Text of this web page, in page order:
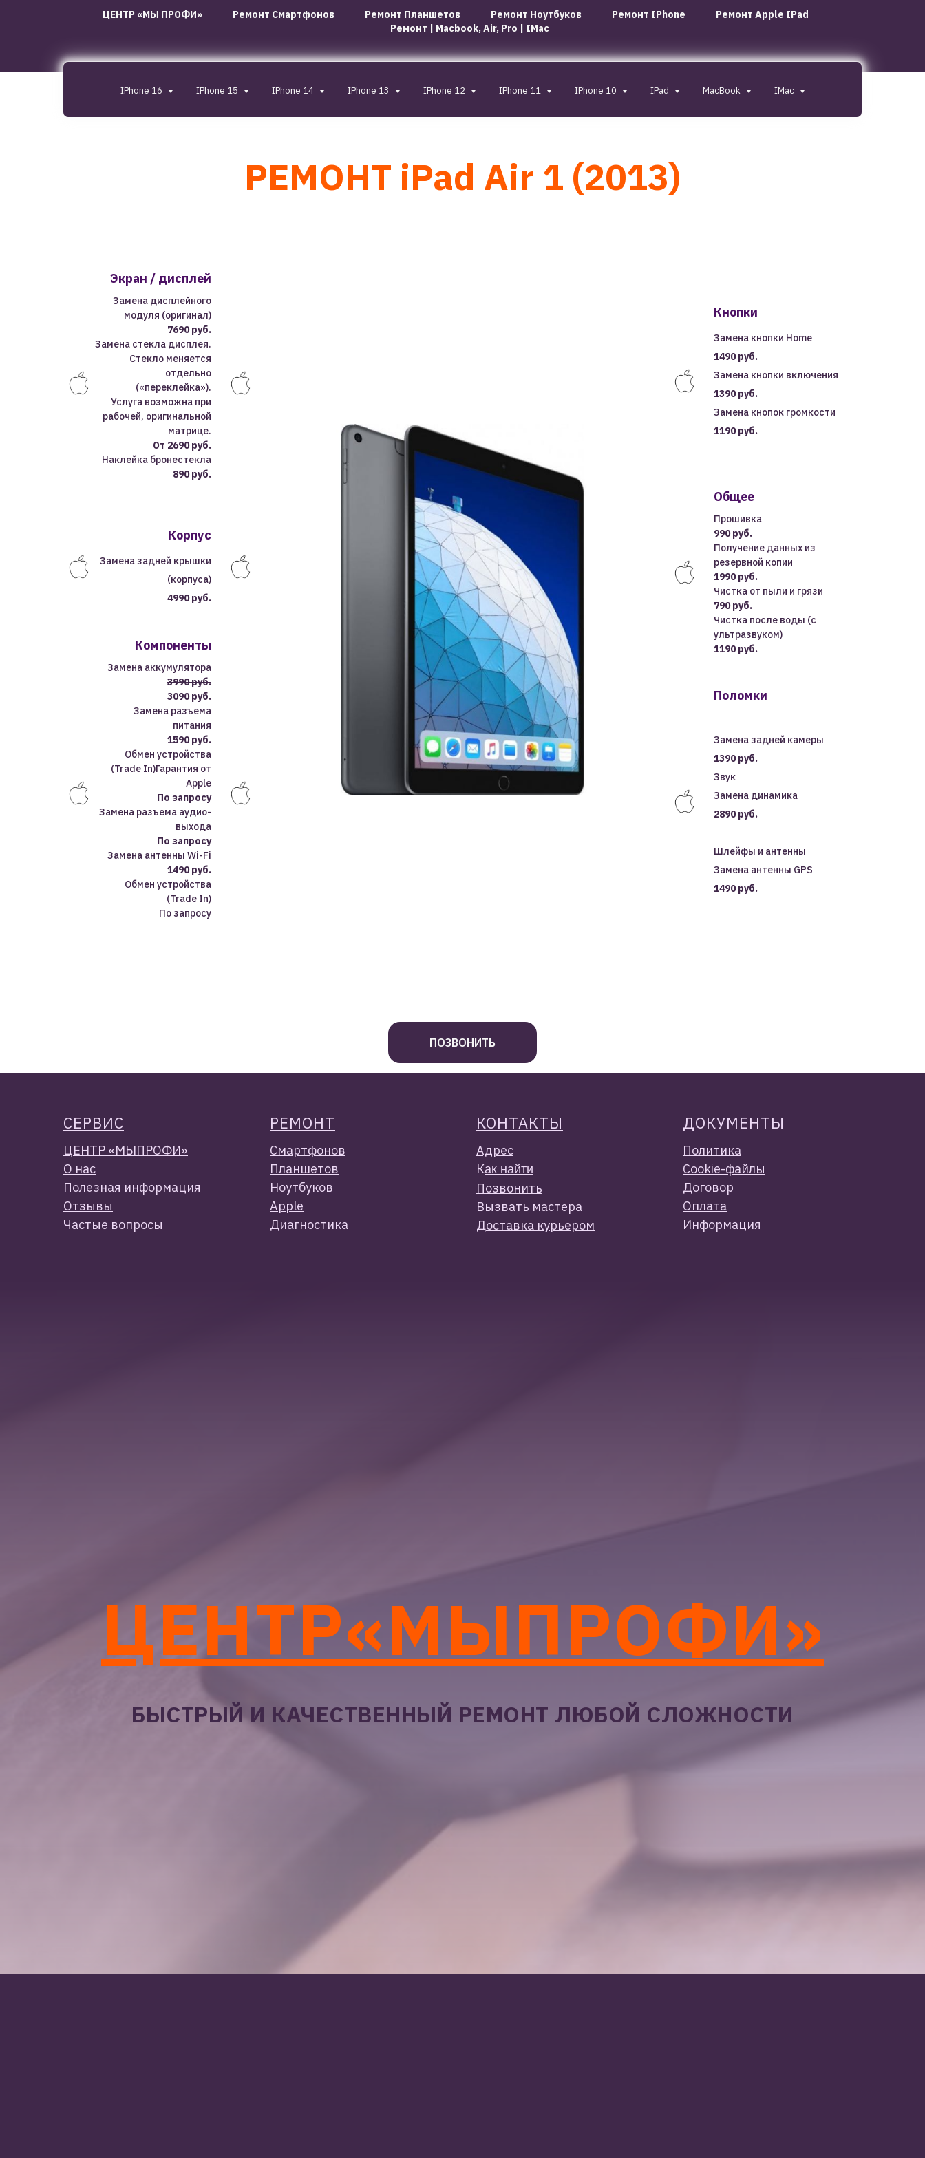
ЦЕНТР «МЫ ПРОФИ» Ремонт Смартфонов Ремонт Планшетов Ремонт Ноутбуков Ремонт IPhone
Ремонт Apple IPad
Ремонт | Macbook, Air, Pro | IMac
IPhone 16 IPhone 15 IPhone 14 IPhone 13 IPhone 12 IPhone 11 IPhone 10 IPad MacBook IMac
РЕМОНТ iPad Air 1 (2013)
Экран / дисплей
Замена дисплейного
модуля (оригинал)
7690 руб.
Замена стекла дисплея.
Стекло меняется
отдельно
(«переклейка»).
Услуга возможна при
рабочей, оригинальной
матрице.
От 2690 руб.
Наклейка бронестекла
890 руб.
Корпус
Замена задней крышки
(корпуса)
4990 руб.
Компоненты
Замена аккумулятора
3990 руб.
3090 руб.
Замена разъема
питания
1590 руб.
Обмен устройства
(Trade In)Гарантия от
Apple
По запросу
Замена разъема аудио-
выхода
По запросу
Замена антенны Wi-Fi
1490 руб.
Обмен устройства
(Trade In)
По запросу
Кнопки
Замена кнопки Home
1490 руб.
Замена кнопки включения
1390 руб.
Замена кнопок громкости
1190 руб.
Общее
Прошивка
990 руб.
Получение данных из
резервной копии
1990 руб.
Чистка от пыли и грязи
790 руб.
Чистка после воды (с
ультразвуком)
1190 руб.
Поломки
Замена задней камеры
1390 руб.
Звук
Замена динамика
2890 руб.
Шлейфы и антенны
Замена антенны GPS
1490 руб.
ПОЗВОНИТЬ
СЕРВИС
ЦЕНТР «МЫПРОФИ»
О нас
Полезная информация
Отзывы
Частые вопросы
РЕМОНТ
Смартфонов
Планшетов
Ноутбуков
Apple
Диагностика
КОНТАКТЫ
Адрес
Как найти
Позвонить
Вызвать мастера
Доставка курьером
ДОКУМЕНТЫ
Политика
Cookie-файлы
Договор
Оплата
Информация
ЦЕНТР«МЫПРОФИ»
БЫСТРЫЙ И КАЧЕСТВЕННЫЙ РЕМОНТ ЛЮБОЙ СЛОЖНОСТИ